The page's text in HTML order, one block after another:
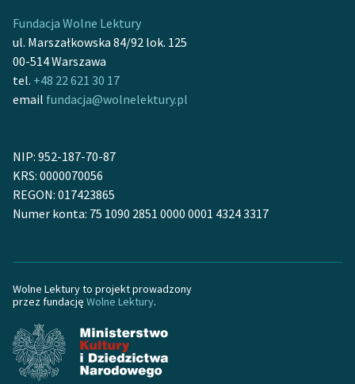
Fundacja Wolne Lektury
ul. Marszałkowska 84/92 lok. 125
00-514 Warszawa
tel. +48 22 621 30 17
email fundacja@wolnelektury.pl
NIP: 952-187-70-87
KRS: 0000070056
REGON: 017423865
Numer konta: 75 1090 2851 0000 0001 4324 3317
Wolne Lektury to projekt prowadzony
przez fundację Wolne Lektury.